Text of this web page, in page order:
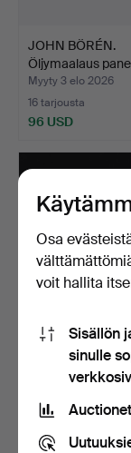
JOHN BÖRÉN.
Öljymaalaus
satama…
Myyty 3 elo 2026
16 tarjousta
96 USD
FIGURIINI,
Myyty 3 elo 2026
14 tarjousta
Osa
voit hallita
Sisällön
sinulle